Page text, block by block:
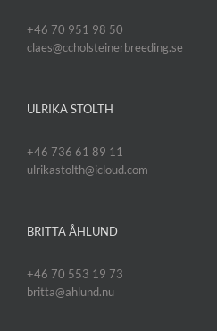
+46 70 951 98 50
claes@ccholsteinerbreeding.se
ULRIKA STOLTH
+46 736 61 89 11
ulrikastolth@icloud.com
BRITTA ÅHLUND
+46 70 553 19 73
britta@ahlund.nu